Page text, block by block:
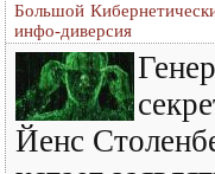
Большой
инфо-диверсия
Йенс